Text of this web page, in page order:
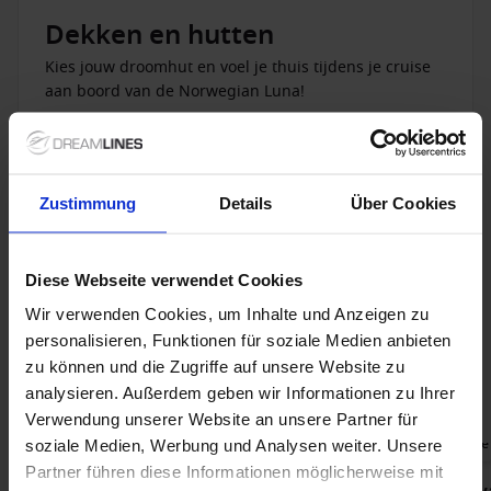
Zustimmung Details Über Cookies
Diese Webseite verwendet Cookies
Wir verwenden Cookies, um Inhalte und Anzeigen zu
personalisieren, Funktionen für soziale Medien anbieten
zu können und die Zugriffe auf unsere Website zu
analysieren. Außerdem geben wir Informationen zu Ihrer
Verwendung unserer Website an unsere Partner für
soziale Medien, Werbung und Analysen weiter. Unsere
Partner führen diese Informationen möglicherweise mit
Boek nu je Norwegian Luna cruise via Dreamlines en beleef een vakantie
die je volledig naar eigen wens invult.
Dekken en hutten
Kies jouw droomhut en voel je thuis tijdens je cruise
aan boord van de Norwegian Luna!
Norwegian Luna Aanbiedingen
Alleen Cruise Alleen Cruise